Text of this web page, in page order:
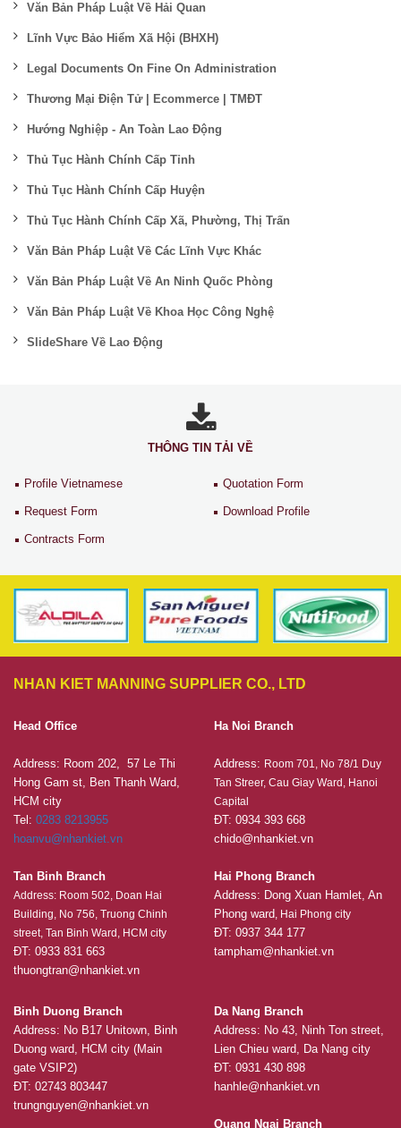
Văn Bản Pháp Luật Về Hải Quan
Lĩnh Vực Bảo Hiểm Xã Hội (BHXH)
Legal Documents On Fine On Administration
Thương Mại Điện Tử | Ecommerce | TMĐT
Hướng Nghiệp - An Toàn Lao Động
Thủ Tục Hành Chính Cấp Tỉnh
Thủ Tục Hành Chính Cấp Huyện
Thủ Tục Hành Chính Cấp Xã, Phường, Thị Trấn
Văn Bản Pháp Luật Về Các Lĩnh Vực Khác
Văn Bản Pháp Luật Về An Ninh Quốc Phòng
Văn Bản Pháp Luật Về Khoa Học Công Nghệ
SlideShare Về Lao Động
THÔNG TIN TẢI VỀ
Profile Vietnamese Quotation Form
Request Form Download Profile
Contracts Form
NHAN KIET MANNING SUPPLIER CO., LTD
Head Office
Address: Room 202, 57 Le Thi
Hong Gam st, Ben Thanh Ward,
HCM city
Tel: 0283 8213955
hoanvu@nhankiet.vn
Tan Binh Branch
Address: Room 502, Doan Hai
Building, No 756, Truong Chinh
street, Tan Binh Ward, HCM city
ĐT: 0933 831 663
thuongtran@nhankiet.vn
Ha Noi Branch
Address: Room 701, No 78/1 Duy
Tan Streer, Cau Giay Ward, Hanoi
Capital
ĐT: 0934 393 668
chido@nhankiet.vn
Hai Phong Branch
Address: Dong Xuan Hamlet, An
Phong ward , Hai Phong city
ĐT: 0937 344 177
tampham@nhankiet.vn
Binh Duong Branch
Address: No B17 Unitown, Binh
Duong ward, HCM city (Main
gate VSIP2)
ĐT: 02743 803447
trungnguyen@nhankiet.vn
Da Nang Branch
Address: No 43, Ninh Ton street,
Lien Chieu ward, Da Nang city
ĐT: 0931 430 898
hanhle@nhankiet.vn
Quang Ngai Branch